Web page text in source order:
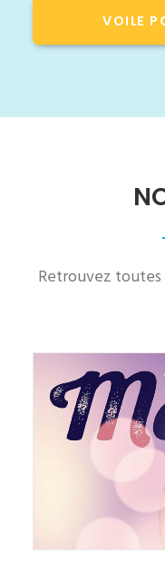
VOILE
Retrouvez